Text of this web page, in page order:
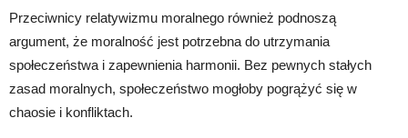
Przeciwnicy relatywizmu moralnego również podnoszą
argument, że moralność jest potrzebna do utrzymania
społeczeństwa i zapewnienia harmonii. Bez pewnych stałych
zasad moralnych, społeczeństwo mogłoby pogrążyć się w
chaosie i konfliktach.